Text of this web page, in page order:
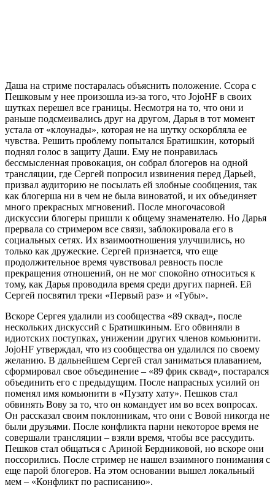
Даша на стриме постаралась объяснить положение. Ссора с
Пешковым у нее произошла из-за того, что JojoHF в своих
шутках перешел все границы. Несмотря на то, что они и
раньше подсмеивались друг на другом, Дарья в тот момент
устала от «клоунады», которая не на шутку оскорбляла ее
чувства. Решить проблему попытался Братишкин, который
поднял голос в защиту Даши. Ему не понравилась
бессмысленная провокация, он собрал блогеров на одной
трансляции, где Сергей попросил извинения перед Дарьей,
призвал аудиторию не посылать ей злобные сообщения, так
как блогерша ни в чем не была виноватой, и их объединяет
много прекрасных мгновений. После многочасовой
дискуссии блогеры пришли к общему знаменателю. Но Дарья
прервала со стримером все связи, заблокировала его в
социальных сетях. Их взаимоотношения улучшились, но
только как дружеские. Сергей признается, что еще
продолжительное время чувствовал ревность после
прекращения отношений, он не мог спокойно относиться к
тому, как Дарья проводила время среди других парней. Ей
Сергей посвятил треки «Первый раз» и «Губы».
Вскоре Сергея удалили из сообщества «89 сквад», после
нескольких дискуссий с Братишкиным. Его обвиняли в
идиотских поступках, унижении других членов комьюнити.
JojoHF утверждал, что из сообщества он удалился по своему
желанию. В дальнейшем Сергей стал заниматься плаванием,
сформировал свое объединение – «89 фрик сквад», постарался
объединить его с предыдущим. После напрасных усилий он
поменял имя комьюнити в «Пузату хату». Пешков стал
обвинять Вову за то, что он командует им во всех вопросах.
Он рассказал своим поклонникам, что они с Вовой никогда не
были друзьями. После конфликта парни некоторое время не
совершали трансляции – взяли время, чтобы все рассудить.
Пешков стал общаться с Ариной Бердниковой, но вскоре они
поссорились. После стример не нашел взаимного понимания с
еще парой блогеров. На этом основании вышел локальный
мем – «Конфликт по расписанию».